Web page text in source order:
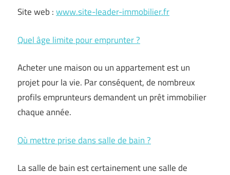
Site web :www.site-leader-immobilier.fr
Quel âge limite pour emprunter ?
Acheter une maison ou un appartement est un
projet pour la vie. Par conséquent, de nombreux
profils emprunteurs demandent un prêt immobilier
chaque année.
Où mettre prise dans salle de bain ?
La salle de bain est certainement une salle de